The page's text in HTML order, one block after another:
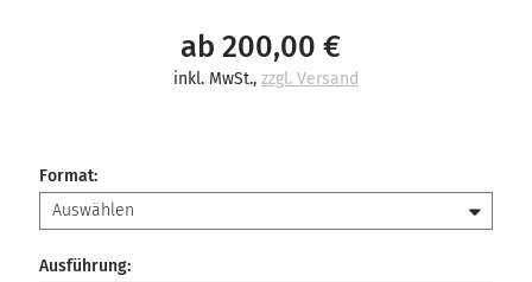
ab 200,00 €
inkl. MwSt., zzgl. Versand
Format:
Ausführung: